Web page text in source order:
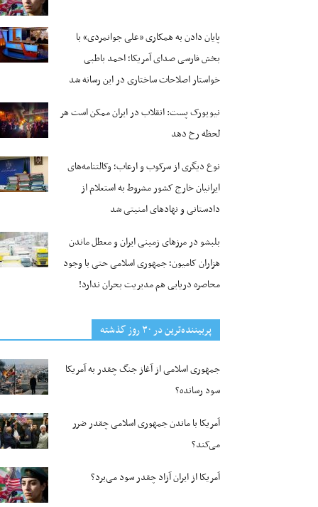
پایان دادن به همکاری «علی جوانمردی» با
بخش فارسی صدای آمریکا؛ احمد باطبی
خواستار اصلاحات ساختاری در این رسانه شد
نیویورک پست: انقلاب در ایران ممکن است هر
لحظه رخ دهد
نوع دیگری از سرکوب و ارعاب؛ وکالتنامه‌های
ایرانیان خارج کشور مشروط به استعلام از
دادستانی و نهادهای امنیتی شد
بلبشو در مرزهای زمینی ایران و معطل ماندن
هزاران کامیون؛ جمهوری اسلامی حتی با وجود
محاصره دریایی هم مدیریت بحران ندارد!
پربیننده‌ترین‌ در ۳۰ روز گذشته
جمهوری اسلامی از آغاز جنگ چقدر به آمریکا
سود رسانده؟
آمریکا با ماندن جمهوری اسلامی چقدر ضرر
می‌کند؟
آمریکا از ایران آزاد چقدر سود می‌برد؟